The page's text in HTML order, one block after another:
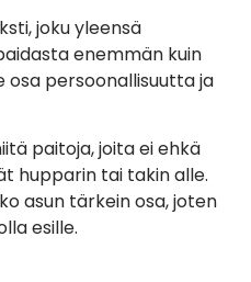
joku yleensä
enemmän kuin
osa persoonallisuutta ja
paitoja, joita ei ehkä
hupparin tai takin alle.
asun tärkein osa, joten
esille.